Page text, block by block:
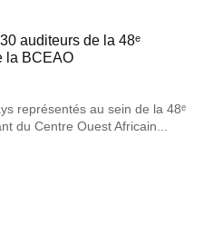
auditeurs de la 48ᵉ
la BCEAO
représentés au sein de la 48ᵉ
du Centre Ouest Africain...